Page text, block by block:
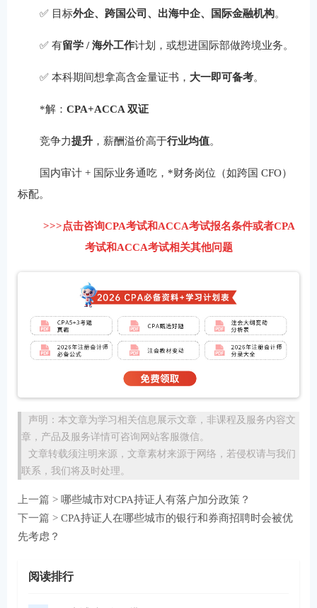
✅ 目标外企、跨国公司、出海中企、国际金融机构。
✅ 有留学 / 海外工作计划，或想进国际部做跨境业务。
✅ 本科期间想拿高含金量证书， 大一即可备考。
*解： CPA+ACCA 双证
竞争力提升，薪酬溢价高于行业均值。
国内审计 + 国际业务通吃，*财务岗位（如跨国 CFO）
标配。
>>>点击咨询CPA考试和ACCA考试报名条件或者CPA
考试和ACCA考试相关其他问题
声明：本文章为学习相关信息展示文章，非课程及服务内容文
章，产品及服务详情可咨询网站客服微信。
文章转载须注明来源，文章素材来源于网络，若侵权请与我们
联系，我们将及时处理。
上一篇 > 哪些城市对CPA持证人有落户加分政策？
下一篇 > CPA持证人在哪些城市的银行和券商招聘时会被优
先考虑？
阅读排行